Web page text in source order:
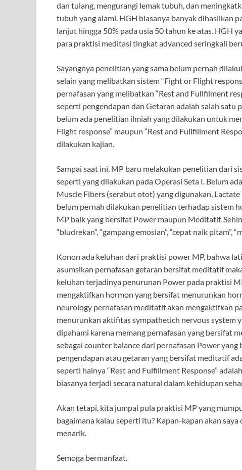
dan tulang, mengurangi lemak tubuh, dan
tubuh yang alami. HGH biasanya banyak dihasilkan
lanjut hingga 50% pada usia 50 tahun ke atas. HGH
para praktisi meditasi tingkat advanced seringkali
Sayangnya penelitian yang sama belum pernah
selain yang melibatkan sistem “Fight or Flight
pernafasan yang melibatkan “Rest and Fullfilment
seperti pengendapan dan Getaran adalah salah satu
belum ada penelitian ilmiah yang dilakukan untuk
Flight response” maupun “Rest and Fullfillment
dilakukan kajian.
Sampai saat ini, MP baru melakukan penelitian dari
seperti yang dilakukan pada Operasi Seta I. Belum
Muscle Fibers (serabut otot) yang digunakan,
belum pernah dilakukan penelitian terhadap sistem
MP baik yang bersifat Power maupun Meditatif.
“bludrekan”, “gampang emosian”, “cepat naik pitam”,
Konon ada keluhan dari praktisi power MP, bahwa
asumsikan pernafasan getaran bersifat meditatif
keluhan terjadinya penurunan Power pada praktisi
mengaktifkan hormon yang bersifat menurunkan
neurology pernafasan meditatif akan mengaktifkan
menurunkan aktifitas sympathetich nervous system
dipahami karena memang pernafasan yang bersifat
sebagai counter balance dari pernafasan Power yang
pengendapan atau getaran yang bersifat meditatif
seperti halnya “Rest and Fulfillment Response”
biasanya terjadi secara natural dalam kehidupan
Akan tetapi, kita jumpai pula praktisi MP yang
bagaimana kalau seperti itu? Kapan-kapan akan
menarik.
Semoga bermanfaat.